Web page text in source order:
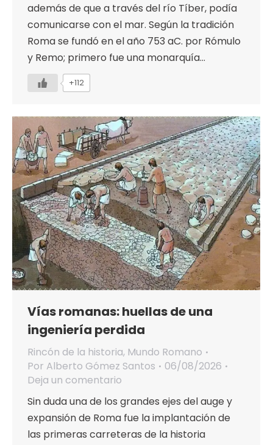
además de que a través del río Tíber, podía
comunicarse con el mar. Según la tradición
Roma se fundó en el año 753 aC. por Rómulo
y Remo; primero fue una monarquía…
+112
Vías romanas: huellas de una
ingeniería perdida
Rincón de la historia, Mundo Romano
Por Alberto Gómez Santos
06/08/2026
Deja un comentario
Sin duda una de los grandes ejes del auge y
expansión de Roma fue la implantación de
las primeras carreteras de la historia